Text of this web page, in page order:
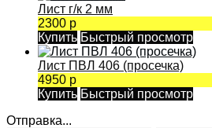
Лист г/к 2 мм
2300 р
Купить Быстрый просмотр
Лист ПВЛ 406 (просечка)
4950 р
Купить Быстрый просмотр
Отправка...